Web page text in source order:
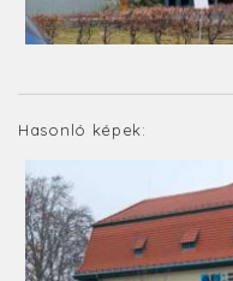
Hasonló képek: